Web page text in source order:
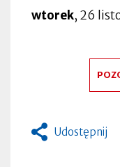
wtorek, 26
Udostępnij